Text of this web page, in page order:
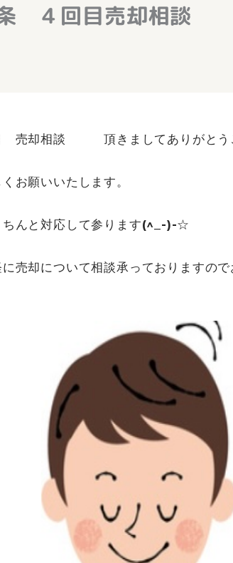
４回目売却相談
売却相談 頂きましてありがとう
お願いいたします。
ちんと対応して参ります(^_-)-☆
売却について相談承っておりますの